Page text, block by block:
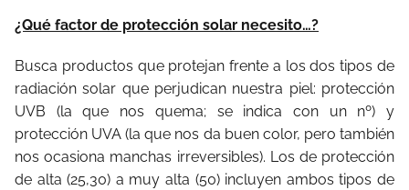
¿Qué factor de protección solar necesito…?
Busca productos que protejan frente a los dos tipos de
radiación solar que perjudican nuestra piel: protección
UVB (la que nos quema; se indica con un nº) y
protección UVA (la que nos da buen color, pero también
nos ocasiona manchas irreversibles). Los de protección
de alta (25,30) a muy alta (50) incluyen ambos tipos de